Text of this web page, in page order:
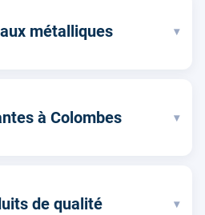
métalliques ▾
à Colombes ▾
de qualité ▾